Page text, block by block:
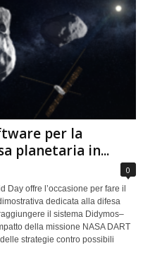
per la
planetaria in...
0
Day offre l’occasione per fare il
dedicata alla difesa
il sistema Didymos–
della missione NASA DART
strategie contro possibili